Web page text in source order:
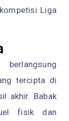
Liga
berlangsung
tercipta di
akhir. Babak
fisik dan